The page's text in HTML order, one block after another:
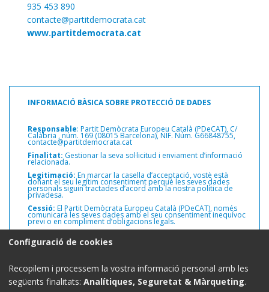
935 453 890
contacte@partitdemocrata.cat
www.partitdemocrata.cat
INFORMACIÓ BÀSICA SOBRE PROTECCIÓ DE DADES
Responsable: Partit Demòcrata Europeu Català (PDeCAT), C/
Calàbria ,núm. 169 (08015 Barcelona), NIF. Núm. G66848755,
contacte@partitdemocrata.cat
Finalitat: Gestionar la seva sol·licitud i enviament d’informació
relacionada.
Legitimació: En marcar la casella d’acceptació, vostè està
donant el seu legítim consentiment perquè les seves dades
personals siguin tractades d’acord amb la nostra política de
privadesa.
Cessió: El Partit Demòcrata Europeu Català (PDeCAT), només
comunicarà les seves dades amb el seu consentiment inequívoc
previ o en compliment d’obligacions legals.
seves dades personals, així com altres drets, com s’explica a la
informació addicional.
detallada sobre protecció de dades a la web del Partit
Demòcrata Europeu Català (PDeCAT)www.partitdemocrata.cat
Configuració de cookies
Recopilem i processem la vostra informació personal amb les
següents finalitats: Analítiques, Seguretat & Màrqueting.